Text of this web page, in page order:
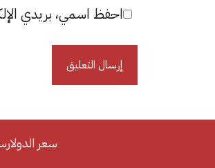
احفظ اسمي، بريدي
سعر الدولار